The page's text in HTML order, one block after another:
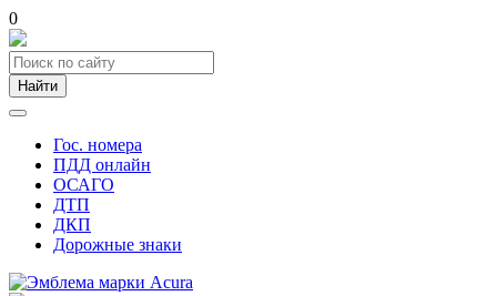
0
Найти
Гос. номера
ПДД онлайн
ОСАГО
ДТП
ДКП
Дорожные знаки